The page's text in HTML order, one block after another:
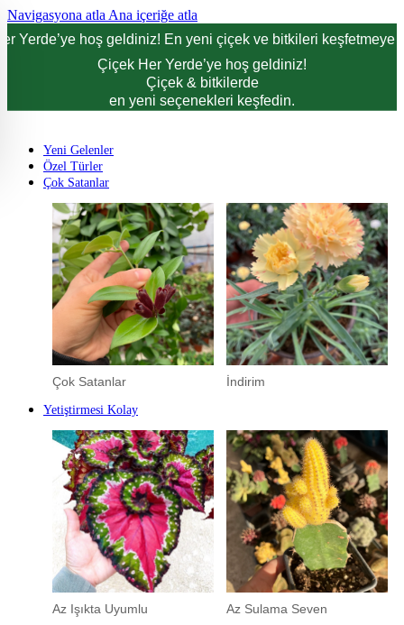
Navigasyona atla Ana içeriğe atla
Yerde’ye hoş geldiniz! En yeni çiçek ve bitkileri keşfetmeye
Çiçek Her Yerde’ye hoş geldiniz!
Çiçek & bitkilerde
en yeni seçenekleri keşfedin.
Yeni Gelenler
Özel Türler
Çok Satanlar
Çok Satanlar İndirim
Yetiştirmesi Kolay
Az Işıkta Uyumlu Az Sulama Seven